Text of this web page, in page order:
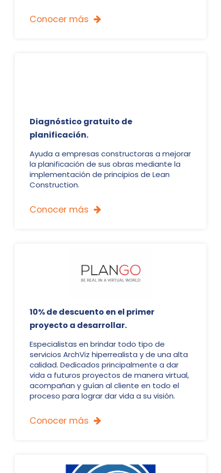
Conocer más 
Diagnóstico gratuito de
planificación.
Ayuda a empresas constructoras a mejorar
la planificación de sus obras mediante la
implementación de principios de Lean
Construction.
Conocer más 
10% de descuento en el primer
proyecto a desarrollar.
Especialistas en brindar todo tipo de
servicios ArchViz hiperrealista y de una alta
calidad. Dedicados principalmente a dar
vida a futuros proyectos de manera virtual,
acompañan y guían al cliente en todo el
proceso para lograr dar vida a su visión.
Conocer más 